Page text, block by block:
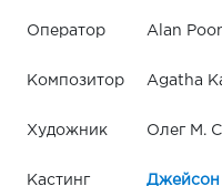
Оператор Alan
Композитор Agatha
Художник Олег М.
Кастинг Джейсон